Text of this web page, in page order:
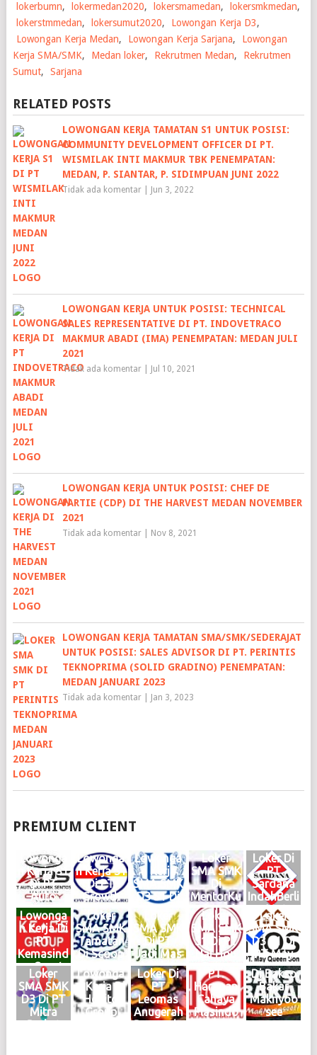
lokerbumn, lokermedan2020, lokersmamedan, lokersmkmedan,
lokerstmmedan, lokersumut2020, Lowongan Kerja D3,
Lowongan Kerja Medan, Lowongan Kerja Sarjana,
Lowongan
Kerja SMA/SMK, Medan loker, Rekrutmen Medan,
Rekrutmen
Sumut, Sarjana
RELATED POSTS
LOWONGAN KERJA TAMATAN S1 UNTUK POSISI:
COMMUNITY DEVELOPMENT OFFICER DI PT.
WISMILAK INTI MAKMUR TBK PENEMPATAN:
MEDAN, P. SIANTAR, P. SIDIMPUAN JUNI 2022
Tidak ada komentar| Jun 3, 2022
LOWONGAN KERJA UNTUK POSISI: TECHNICAL
SALES REPRESENTATIVE DI PT. INDOVETRACO
MAKMUR ABADI (IMA) PENEMPATAN: MEDAN JULI
2021
Tidak ada komentar| Jul 10, 2021
LOWONGAN KERJA UNTUK POSISI: CHEF DE
PARTIE (CDP) DI THE HARVEST MEDAN NOVEMBER
2021
Tidak ada komentar| Nov 8, 2021
LOWONGAN KERJA TAMATAN SMA/SMK/SEDERAJAT
UNTUK POSISI: SALES ADVISOR DI PT. PERINTIS
TEKNOPRIMA (SOLID GRADINO) PENEMPATAN:
MEDAN JANUARI 2023
Tidak ada komentar| Jan 3, 2023
PREMIUM CLIENT
Lowonga
n Kerja S1
Di PT
Auto
Dinamik
Sentosa
Medan
Juni 2026
Logo
Lowonga
n Kerja S1
Di PT
Growth
Steel
Group
Medan
Mei 2026
Logo
Lowonga
n Kerja
SMA SMK
D3 S1 Di
Group
Medan
Mei 2026
Logo
Loker
SMA SMK
Di
MentorKu
Indonesia
Medan
Maret
2025
Logo
Loker Di
PT
Sardana
IndahBerli
an Motor
Medan
Februari
2025
Logo
Lowonga
n Kerja Di
PT
Kemasind
o Cepat
Medan
Oktober
2024
Logo
Loker
SMA SMK
Tamatan
Di Scoop
Medan
Juni 2024
Logo
Loker
SMA SMK
Di PT
Jadi Mas
Medan
KIM
Mabar
April
2024
Loker
SMA SMK
S1 Di PT
Hai Hou
Medan
Januari
2024
Logo
Loker
SMA SMK
D3 S1 Di
PT May
Queen
Son
Medan
2024
Logo
Loker
SMA SMK
D3 Di PT
Mitra
Berkat
Lowonga
n Kerja Di
Hokito
Group
Loker Di
PT
Leomas
Anugerah
Bersauda
PT.
Harapan
Cahaya
Plasindo
Di Bakso
Bakar
Maknyoo
see